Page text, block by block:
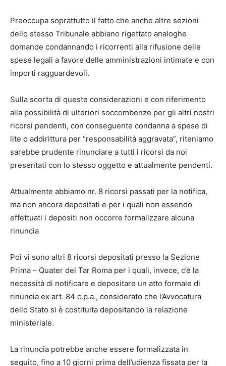
Preoccupa soprattutto il fatto che anche altre sezioni
dello stesso Tribunale abbiano rigettato analoghe
domande condannando i ricorrenti alla rifusione delle
spese legali a favore delle amministrazioni intimate e con
importi ragguardevoli.
Sulla scorta di queste considerazioni e con riferimento
alla possibilità di ulteriori soccombenze per gli altri nostri
ricorsi pendenti, con conseguente condanna a spese di
lite o addirittura per “responsabilità aggravata”, riteniamo
sarebbe prudente rinunciare a tutti i ricorsi da noi
presentati con lo stesso oggetto e attualmente pendenti.
Attualmente abbiamo nr. 8 ricorsi passati per la notifica,
ma non ancora depositati e per i quali non essendo
effettuati i depositi non occorre formalizzare alcuna
rinuncia
Poi vi sono altri 8 ricorsi depositati presso la Sezione
Prima – Quater del Tar Roma per i quali, invece, c’è la
necessità di notificare e depositare un atto formale di
rinuncia ex art. 84 c.p.a., considerato che l’Avvocatura
dello Stato si è costituita depositando la relazione
ministeriale.
La rinuncia potrebbe anche essere formalizzata in
seguito, fino a 10 giorni prima dell’udienza fissata per la